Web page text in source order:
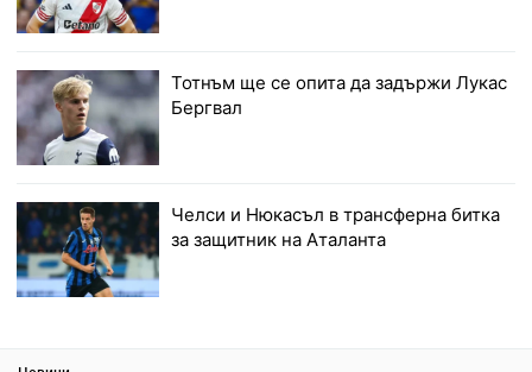
Тотнъм ще се опита да задържи Лукас
Бергвал
Челси и Нюкасъл в трансферна битка
за защитник на Аталанта